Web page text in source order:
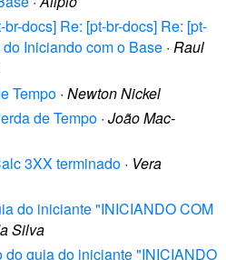
docs] Re: [pt-br-docs] Re: [pt-
Iniciando com o Base · Raul
Tempo · Newton Nickel
de Tempo · João Mac-
3XX terminado · Vera
do iniciante "INICIANDO COM
Silva
do guia do iniciante "INICIANDO